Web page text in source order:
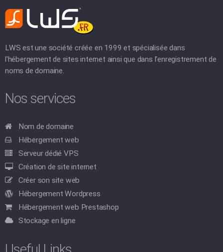
LWS est une société créée en 1999 et spécialisée dans
l'hébergement de sites internet ainsi que dans l'enregistrement de
noms de domaine.
Nos services
Nom de domaine
Hébergement web
Serveur dédié VPS
Création de site internet
Créer son site web
Hébergement Wordpress
Hébergement web Prestashop
Stockage en ligne